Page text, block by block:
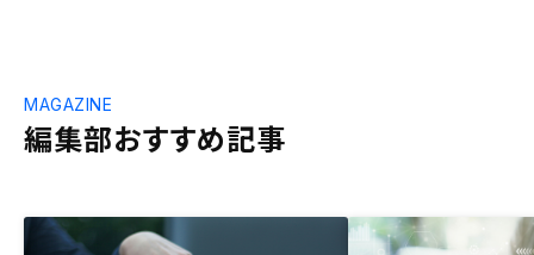
編集部おすすめ記事
MAGAZINE